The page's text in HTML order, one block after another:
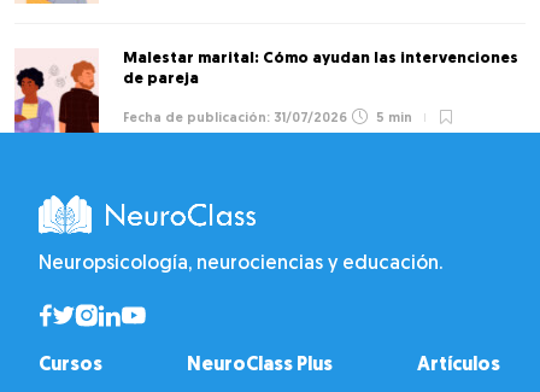
Malestar marital: Cómo ayudan las intervenciones
de pareja
31/07/2026 5 min
Neuropsicología, neurociencias y educación.
Cursos NeuroClass Plus Artículos